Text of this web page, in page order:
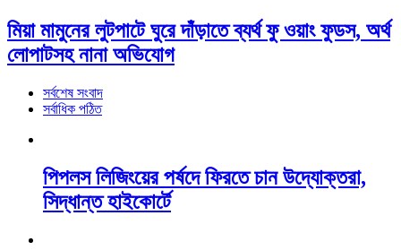
মিয়া মামুনের লুটপাটে ঘুরে দাঁড়াতে ব্যর্থ ফু ওয়াং ফুডস, অর্থ
লোপাটসহ নানা অভিযোগ
সর্বশেষ সংবাদ
সর্বাধিক পঠিত
পিপলস লিজিংয়ের পর্ষদে ফিরতে চান উদ্যোক্তরা,
সিদ্ধান্ত হাইকোর্টে